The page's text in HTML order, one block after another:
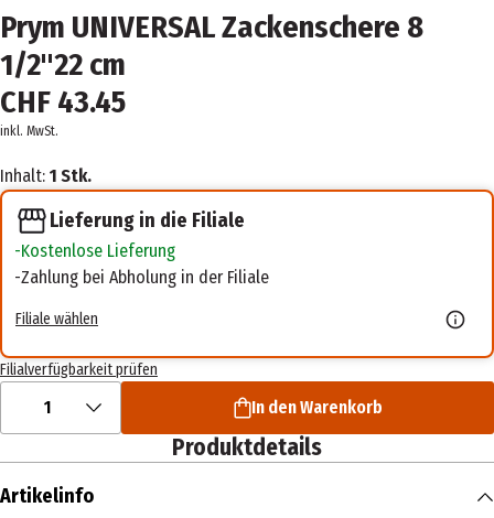
Prym UNIVERSAL Zackenschere 8
1/2''22 cm
CHF 43.45
inkl. MwSt.
Inhalt: 1 Stk.
Lieferung in die Filiale
Kostenlose Lieferung
Zahlung bei Abholung in der Filiale
Filiale wählen
Filialverfügbarkeit prüfen
1 In den Warenkorb
Produktdetails
Artikelinfo